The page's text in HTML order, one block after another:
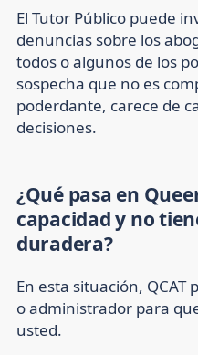
El Tutor Público puede
denuncias sobre los
todos o algunos de los
sospecha que no es
poderdante, carece de
decisiones.
¿Qué pasa en
capacidad y no
duradera?
En esta situación,
o administrador para
usted.